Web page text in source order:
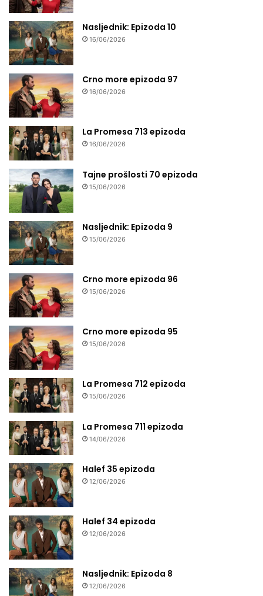
Nasljednik: Epizoda 10
16/06/2026
Crno more epizoda 97
16/06/2026
La Promesa 713 epizoda
16/06/2026
Tajne prošlosti 70 epizoda
15/06/2026
Nasljednik: Epizoda 9
15/06/2026
Crno more epizoda 96
15/06/2026
Crno more epizoda 95
15/06/2026
La Promesa 712 epizoda
15/06/2026
La Promesa 711 epizoda
14/06/2026
Halef 35 epizoda
12/06/2026
Halef 34 epizoda
12/06/2026
Nasljednik: Epizoda 8
12/06/2026